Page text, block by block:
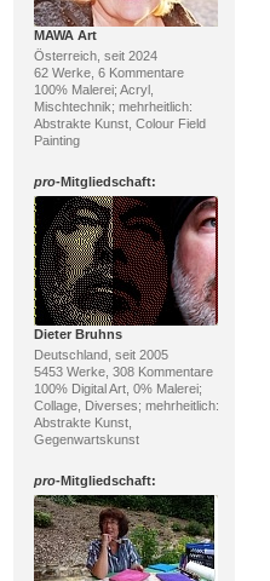
MAWA Art
Österreich, seit 2024
62 Werke, 6 Kommentare
100% Malerei; Acryl,
Mischtechnik; mehrheitlich:
Abstrakte Kunst, Colour Field
Painting
pro-Mitgliedschaft:
Dieter Bruhns
Deutschland, seit 2005
5453 Werke, 308 Kommentare
100% Digital Art, 0% Malerei;
Collage, Diverses; mehrheitlich:
Abstrakte Kunst,
Gegenwartskunst
pro-Mitgliedschaft: